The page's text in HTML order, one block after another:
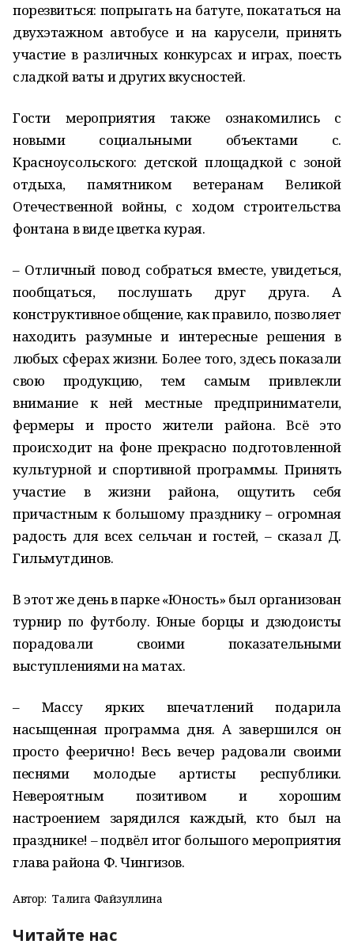
порезвиться: попрыгать на батуте, покататься на
двухэтажном автобусе и на карусели, принять
участие в различных конкурсах и играх, поесть
сладкой ваты и других вкусностей.
Гости мероприятия также ознакомились с
новыми социальными объектами с.
Красноусольского: детской площадкой с зоной
отдыха, памятником ветеранам Великой
Отечественной войны, с ходом строительства
фонтана в виде цветка курая.
– Отличный повод собраться вместе, увидеться,
пообщаться, послушать друг друга. А
конструктивное общение, как правило, позволяет
находить разумные и интересные решения в
любых сферах жизни. Более того, здесь показали
свою продукцию, тем самым привлекли
внимание к ней местные предприниматели,
фермеры и просто жители района. Всё это
происходит на фоне прекрасно подготовленной
культурной и спортивной программы. Принять
участие в жизни района, ощутить себя
причастным к большому празднику – огромная
радость для всех сельчан и гостей, – сказал Д.
Гильмутдинов.
В этот же день в парке «Юность» был организован
турнир по футболу. Юные борцы и дзюдоисты
порадовали своими показательными
выступлениями на матах.
– Массу ярких впечатлений подарила
насыщенная программа дня. А завершился он
просто феерично! Весь вечер радовали своими
песнями молодые артисты республики.
Невероятным позитивом и хорошим
настроением зарядился каждый, кто был на
празднике! – подвёл итог большого мероприятия
глава района Ф. Чингизов.
Автор: Талига Файзуллина
Читайте нас